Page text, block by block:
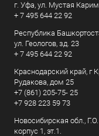
г. Уфа, ул. Мустая
+ 7 495 644 22 92
Республика
ул. Геологов, зд. 23
+ 7 495 644 22 92
Краснодарский край, г
Рудакова, дом 25
+7 (861) 205-75- 25
+7 928 223 59 73
Новосибирская обл.,
корпус 1, эт.1.